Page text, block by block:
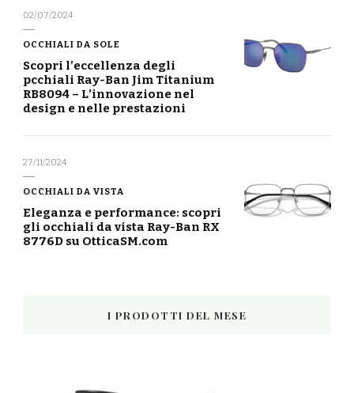
02/07/2024
OCCHIALI DA SOLE
Scopri l’eccellenza degli
pcchiali Ray-Ban Jim Titanium
RB8094 – L’innovazione nel
design e nelle prestazioni
27/11/2024
OCCHIALI DA VISTA
Eleganza e performance: scopri
gli occhiali da vista Ray-Ban RX
8776D su OtticaSM.com
I PRODOTTI DEL MESE